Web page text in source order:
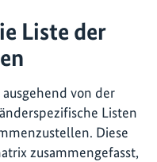
Liste der
von der
Listen
Diese
zusammengefasst,